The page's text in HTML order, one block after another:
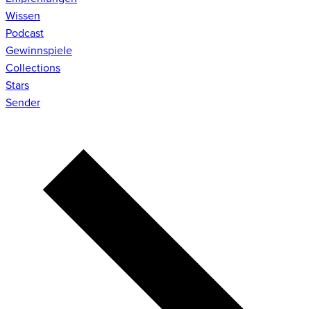
Wissen
Podcast
Gewinnspiele
Collections
Stars
Sender